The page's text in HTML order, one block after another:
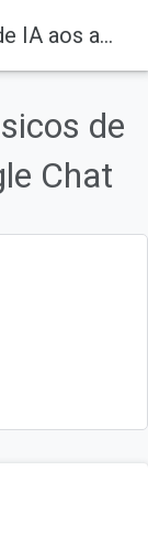
Integrar conceitos básicos de IA aos apps do Google Chat
de
Chat